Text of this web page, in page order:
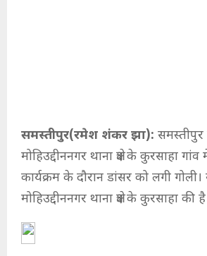
समस्तीपुर(रमेश शंकर झा):
मोहिउद्दीननगर थाना क्षेत्र के कुरसाहा
कार्यक्रम के दौरान डांसर को लगी
मोहिउद्दीननगर थाना क्षेत्र के कुरसाहा की